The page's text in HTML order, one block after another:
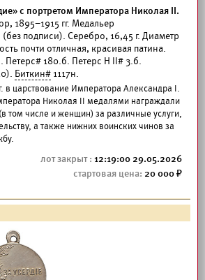
с портретом Императора Николая II.
1895–1915 гг. Медальер
подписи). Серебро, 16,45 г. Диаметр
почти отличная, красивая патина.
Петерс# 180.б. Петерс Н II# 3.б.
Биткин# 1117н.
в царствование Императора Александра I.
Николая II медалями награждали
том числе и женщин) за различные услуги,
а также нижних воинских чинов за
12:19:00 29.05.2026
20 000